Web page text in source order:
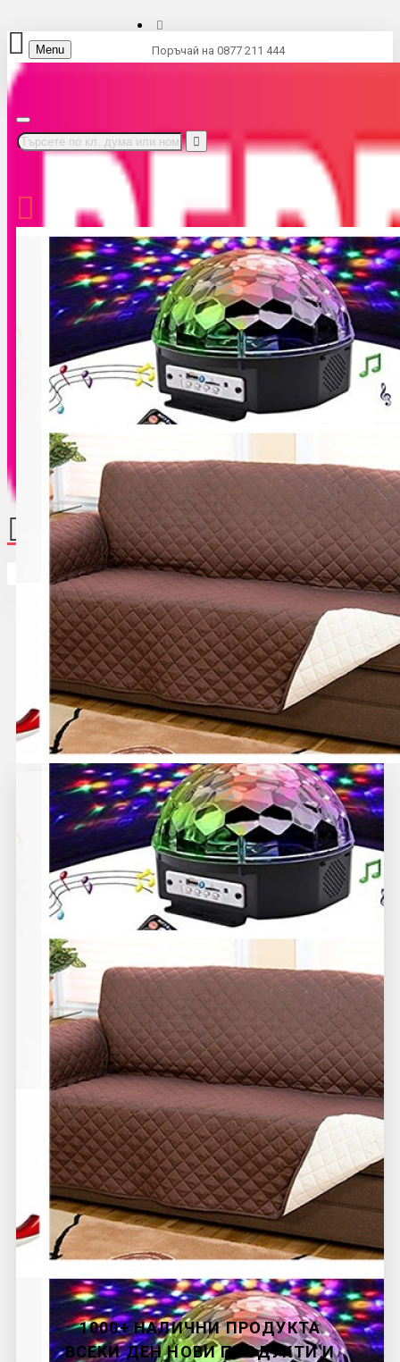
Поръчай на 0877 211 444
Menu
Кутията ви е празна
1000+ НАЛИЧНИ ПРОДУКТА
ВСЕКИ ДЕН НОВИ ПРОДУКТИ И